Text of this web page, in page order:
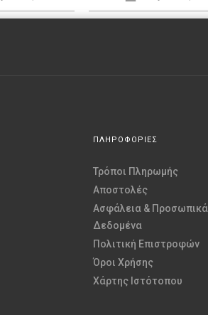
ΠΛΗΡΟΦΟΡΙΕΣ
Τρόποι Πληρωμής
Αποστολές
Ασφάλεια & Προσωπικά
Δεδομένα
Πολιτική Επιστροφών
Όροι Χρήσης
Χάρτης Ιστότοπου